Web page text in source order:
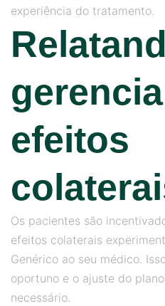
experiência do tratamento.
efeitos
Os pacientes são
efeitos colaterais
Genérico ao seu médico.
oportuno e o ajuste do
necessário.